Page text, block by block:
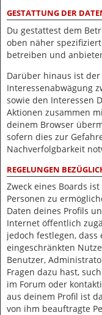
GESTATTUNG DER
Du gestattest dem
oben näher
betreiben und
Darüber hinaus ist
Interessenabwägung
sowie den Interessen
Aktionen zusammen
deinem Browser
sofern dies zur
Nachverfolgbarkeit
REGELUNGEN
Zweck eines Boards
Personen zu
Daten deines Profils
Internet öffentlich
jedoch festlegen,
eingeschränkten
Benutzer,
Fragen dazu hast,
im Forum oder
aus deinem Profil ist
von ihm beauftragte